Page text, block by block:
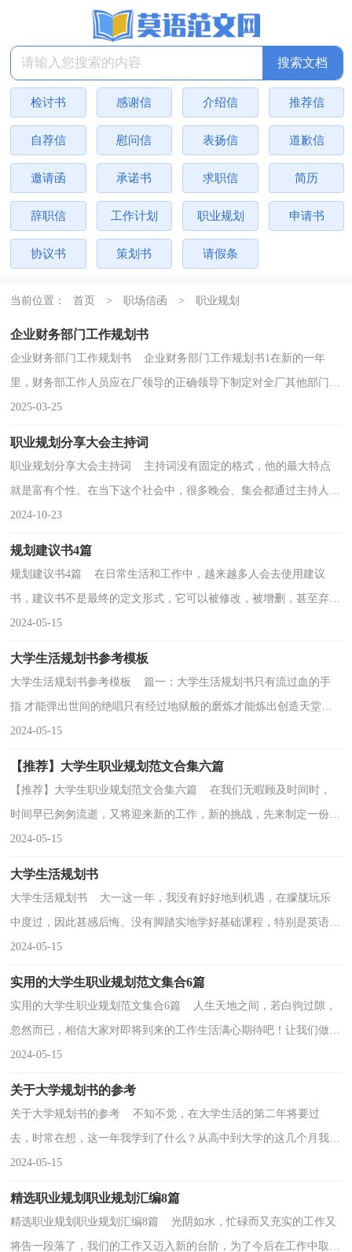
检讨书 感谢信 介绍信 推荐信
自荐信 慰问信 表扬信 道歉信
邀请函 承诺书 求职信 简历
辞职信 工作计划 职业规划 申请书
协议书 策划书 请假条
当前位置： 首页 > 职场信函 > 职业规划
企业财务部门工作规划书
企业财务部门工作规划书 企业财务部门工作规划书1在新的一年
里，财务部工作人员应在厂领导的正确领导下制定对全厂其他部门的
考核制度或者相关办法。在国家各项财务法律、...
2025-03-25
职业规划分享大会主持词
职业规划分享大会主持词 主持词没有固定的格式，他的最大特点
就是富有个性。在当下这个社会中，很多晚会、集会都通过主持人来
活跃气氛，现在你是否对主持词一筹莫展呢？下面是小...
2024-10-23
规划建议书4篇
规划建议书4篇 在日常生活和工作中，越来越多人会去使用建议
书，建议书不是最终的定文形式，它可以被修改，被增删，甚至弃之
不用，它具有较强的可塑性。为了让您在写建议书时更加简...
2024-05-15
大学生活规划书参考模板
大学生活规划书参考模板 篇一：大学生活规划书只有流过血的手
指 才能弹出世间的绝唱只有经过地狱般的磨炼才能炼出创造天堂的
力量院系：xx学院专业：xx技术姓名：牟xx序言从地狱...
2024-05-15
【推荐】大学生职业规划范文合集六篇
【推荐】大学生职业规划范文合集六篇 在我们无暇顾及时间时，
时间早已匆匆流逝，又将迎来新的工作，新的挑战，先来制定一份职
业规划吧。相信大家又在为写职业规划犯愁了吧！以下是...
2024-05-15
大学生活规划书
大学生活规划书 大一这一年，我没有好好地到机遇，在朦胧玩乐
中度过，因此甚感后悔。没有脚踏实地学好基础课程，特别是英语和
计算机。大一的学习任务相对轻松，可适当参加社团活动...
2024-05-15
实用的大学生职业规划范文集合6篇
实用的大学生职业规划范文集合6篇 人生天地之间，若白驹过隙，
忽然而已，相信大家对即将到来的工作生活满心期待吧！让我们做好
职业规划，在今后的工作中奋勇争先吧。那么做职业规...
2024-05-15
关于大学规划书的参考
关于大学规划书的参考 不知不觉，在大学生活的第二年将要过
去，时常在想，这一年我学到了什么？从高中到大学的这几个月我有
着怎样的变化？曾经高中老师爱这样鼓励我们“等你们上大...
2024-05-15
精选职业规划职业规划汇编8篇
精选职业规划职业规划汇编8篇 光阴如水，忙碌而又充实的工作又
将告一段落了，我们的工作又迈入新的台阶，为了今后在工作中取得